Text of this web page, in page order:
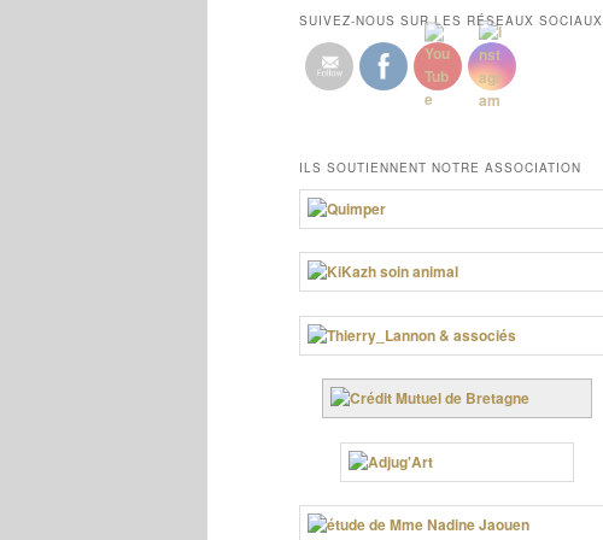
SUIVEZ-NOUS SUR LES RÉSEAUX SOCIAUX
ILS SOUTIENNENT NOTRE ASSOCIATION